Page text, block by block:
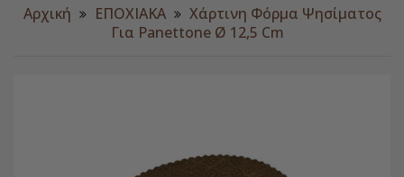
Αρχική ΕΠΟΧΙΑΚΑ
Χάρτινη Φόρμα Ψησίματος
Για Panettone Ø 12,5 Cm